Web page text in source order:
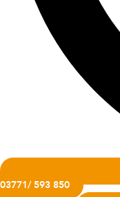
03771/ 593 850